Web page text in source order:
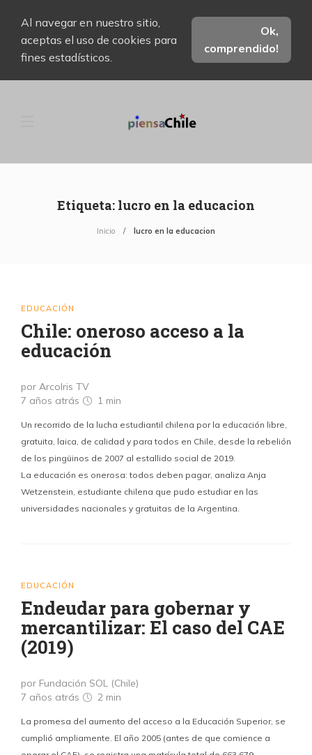
Al navegar en nuestro sitio,
aceptas el uso de cookies para
fines estadísticos.
Ok,
comprendido!
Etiqueta: lucro en la educacion
Inicio lucro en la educacion
EDUCACIÓN
Chile: oneroso acceso a la
educación
por ArcoIris TV
7 años atrás
1 min
Un recorrido de la lucha estudiantil chilena por la educación libre,
gratuita, laica, de calidad y para todos en Chile, desde la rebelión
de los pingüinos de 2007 al estallido social de 2019.
La educación es onerosa: todos deben pagar, analiza Anja
Wetzenstein, estudiante chilena que pudo estudiar en las
universidades nacionales y gratuitas de la Argentina.
EDUCACIÓN
Endeudar para gobernar y
mercantilizar: El caso del CAE
(2019)
por Fundación SOL (Chile)
7 años atrás
2 min
La promesa del aumento del acceso a la Educación Superior, se
cumplió ampliamente. El año 2005 (antes de que comience a